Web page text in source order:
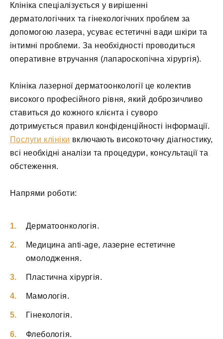
Клініка спеціалізується у вирішенні
дерматологічних та гінекологічних проблем за
допомогою лазера, усуває естетичні вади шкіри та
інтимні проблеми. За необхідності проводиться
оперативне втручання (лапароскопічна хірургія).
Клініка лазерної дерматоонкології це колектив
високого професійного рівня, який доброзичливо
ставиться до кожного клієнта і суворо
дотримується правил конфіденційності інформації.
Послуги клініки включають високоточну діагностику,
всі необхідні аналізи та процедури, консультації та
обстеження.
Напрями роботи:
Дерматоонкологія.
Медицина anti-age, лазерне естетичне
омолодження.
Пластична хірургія.
Мамологія.
Гінекологія.
Флебологія.